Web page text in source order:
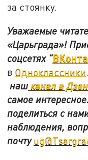
за стоянку.
Уважаемые
«Царьграда»!
соцсетях "
в Одноклассники
нашканал в
самое
поделиться с
наблюдения,
почту